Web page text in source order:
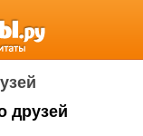
друзей